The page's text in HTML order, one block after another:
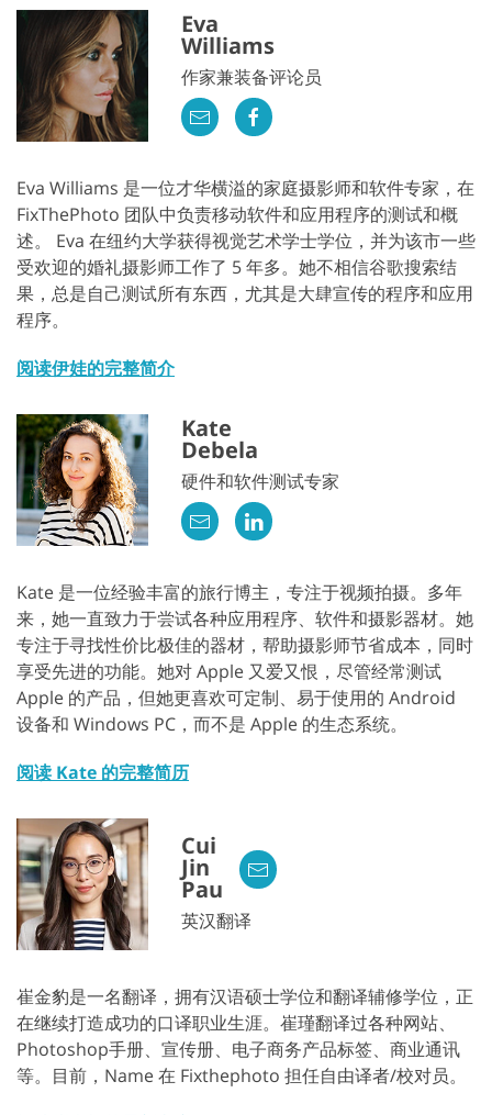
Eva
Williams
作家兼装备评论员
Eva Williams 是一位才华横溢的家庭摄影师和软件专家，在
FixThePhoto 团队中负责移动软件和应用程序的测试和概
述。 Eva 在纽约大学获得视觉艺术学士学位，并为该市一些
受欢迎的婚礼摄影师工作了 5 年多。她不相信谷歌搜索结
果，总是自己测试所有东西，尤其是大肆宣传的程序和应用
程序。
阅读伊娃的完整简介
Kate
Debela
硬件和软件测试专家
Kate 是一位经验丰富的旅行博主，专注于视频拍摄。多年
来，她一直致力于尝试各种应用程序、软件和摄影器材。她
专注于寻找性价比极佳的器材，帮助摄影师节省成本，同时
享受先进的功能。她对 Apple 又爱又恨，尽管经常测试
Apple 的产品，但她更喜欢可定制、易于使用的 Android
设备和 Windows PC，而不是 Apple 的生态系统。
阅读 Kate 的完整简历
Cui
Jin
Pau
英汉翻译
崔金豹是一名翻译，拥有汉语硕士学位和翻译辅修学位，正
在继续打造成功的口译职业生涯。崔瑾翻译过各种网站、
Photoshop手册、宣传册、电子商务产品标签、商业通讯
等。目前，Name 在 Fixthephoto 担任自由译者/校对员。